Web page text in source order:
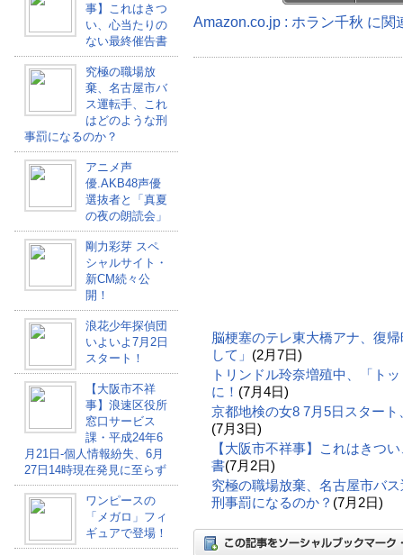
事】これはきつ
い、心当たりの
ない最終催告書
究極の職場放
棄、名古屋市バ
ス運転手、これ
はどのような刑
事罰になるのか？
アニメ声
優.AKB48声優
選抜者と「真夏
の夜の朗読会」
剛力彩芽 スペ
シャルサイト・
新CM続々公
開！
浪花少年探偵団
いよいよ7月2日
スタート！
【大阪市不祥
事】浪速区役所
窓口サービス
課・平成24年6
月21日-個人情報紛失、6月
27日14時現在発見に至らず
ワンピースの
「メガロ」フィ
ギュアで登場！
Amazon.co.jp : ホラン千秋 に関
脳梗塞のテレ東大橋アナ、復
して」 (2月7日)
トリンドル玲奈増殖中、「ト
に！ (7月4日)
京都地検の女8 7月5日スター
(7月3日)
【大阪市不祥事】これはきつ
書(7月2日)
究極の職場放棄、名古屋市バ
刑事罰になるのか？ (7月2日)